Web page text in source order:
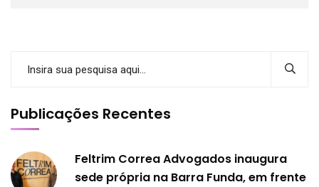
Publicações Recentes
Feltrim Correa Advogados inaugura
sede própria na Barra Funda, em frente